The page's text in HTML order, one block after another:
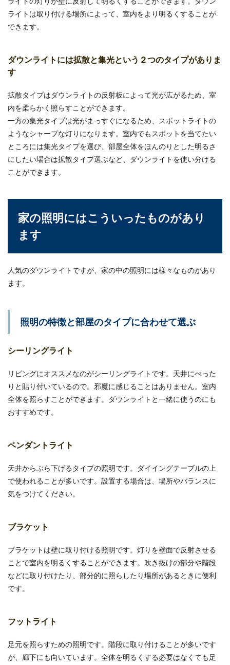
ライトは取り付ける場所によって、室内をより明るくすることが
できます。
ダウンライトには拡散と集光という２つのタイプがありま
す
拡散タイプはダウンライトの反射板によって光が広がるため、室
内を柔らかく照らすことができます。
一方の集光タイプは光がまっすぐになるため、スポットライトの
ようなシャープな灯りになります。室内でもスポットを当てたい
ところには集光タイプを選び、部屋全体をほんのりとした明るさ
にしたい場合は拡散タイプ選ぶなど、ダウンライトを使い分ける
ことができます。
家の照明にはこういったものがあり
ます
人気のダウンライトですが、家の中の照明には様々なものがあり
ます。
照明の特徴と部屋のタイプに合わせて選ぶ
シーリングライト
リビングにオススメなのがシーリングライトです。天井にぺった
りと貼り付いているので。邪魔に感じることはありません。室内
全体を照らすことができます。ダウンライトと一緒に使うのにも
おすすめです。
ペンダントライト
天井からぶら下げるタイプの照明です。ダイイングテーブルの上
で使われることが多いです。設置する場合は、場所やバランスに
気をつけてください。
ブラケット
ブラケットは壁に取り付ける照明です。灯りを壁面で反射させる
ことで室内を明るくすることができます。吹き抜けの部分や階段
などに取り付けたり、部分的に照らしたり場所があるときに便利
です。
フットライト
足元を照らすための照明です。階段に取り付けることが多いです
が、廊下にも向いています。全体を明るくする必要はなくても足